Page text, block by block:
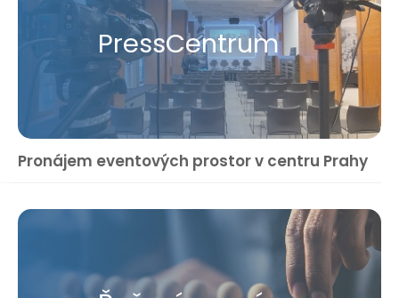
Press​Centrum
Pronájem eventových prostor v centru Prahy